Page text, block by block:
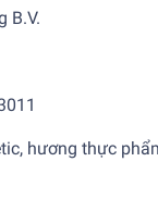
B.V.
hương thực